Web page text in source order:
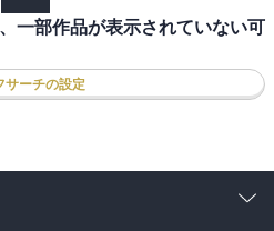
一部作品が表示されていない可
サーチの設定